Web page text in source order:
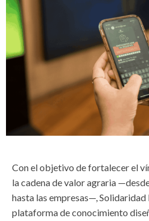
Con el objetivo de fortalecer el
la cadena de valor agraria
hasta las empresas—, Solidaridad
plataforma de conocimiento